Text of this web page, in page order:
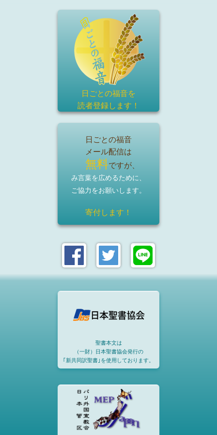
日ごとの福音を
読者登録します！
日ごとの福音
メール配信は
無料ですが、
み言葉を広めるために、
ご協力をお願いします。
寄付します！
聖書本文は
（一財）日本聖書協会発行の
｢新共同訳聖書｣を使用しております。